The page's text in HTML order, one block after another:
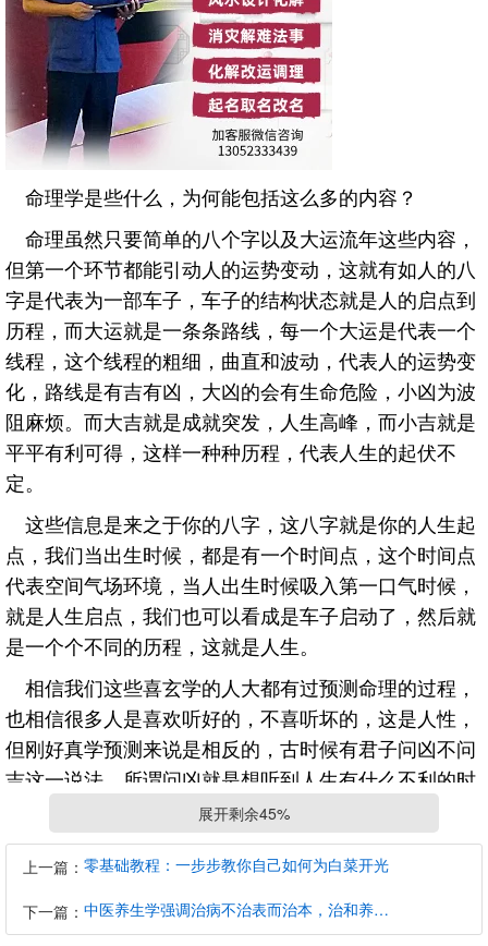
命理学是些什么，为何能包括这么多的内容？
命理虽然只要简单的八个字以及大运流年这些内容，
但第一个环节都能引动人的运势变动，这就有如人的八
字是代表为一部车子，车子的结构状态就是人的启点到
历程，而大运就是一条条路线，每一个大运是代表一个
线程，这个线程的粗细，曲直和波动，代表人的运势变
化，路线是有吉有凶，大凶的会有生命危险，小凶为波
阻麻烦。而大吉就是成就突发，人生高峰，而小吉就是
平平有利可得，这样一种种历程，代表人生的起伏不
定。
这些信息是来之于你的八字，这八字就是你的人生起
点，我们当出生时候，都是有一个时间点，这个时间点
代表空间气场环境，当人出生时候吸入第一口气时候，
就是人生启点，我们也可以看成是车子启动了，然后就
是一个个不同的历程，这就是人生。
相信我们这些喜玄学的人大都有过预测命理的过程，
也相信很多人是喜欢听好的，不喜听坏的，这是人性，
但刚好真学预测来说是相反的，古时候有君子问凶不问
吉这一说法，所谓问凶就是想听到人生有什么不利的时
间段，问吉当然是什么时候发财，什么时候升官之类
的，那么为什么君子要问凶呢？因为我们人生是不可能
平稳的，每一个人都是会有起落，当落难时候，我们能
有所准备，这样不至于心里出现落差或是措手不及的现
象，所以问凶要比问更重要，当吉的时候，也就是好运
展开剩余45%
上一篇： 零基础教程：一步步教你自己如何为白菜开光
下一篇： 中医养生学强调治病不治表而治本，治和养兼顾是有必要的